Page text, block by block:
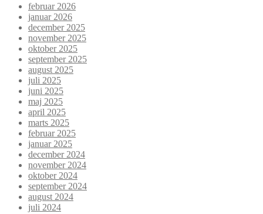
februar 2026
januar 2026
december 2025
november 2025
oktober 2025
september 2025
august 2025
juli 2025
juni 2025
maj 2025
april 2025
marts 2025
februar 2025
januar 2025
december 2024
november 2024
oktober 2024
september 2024
august 2024
juli 2024